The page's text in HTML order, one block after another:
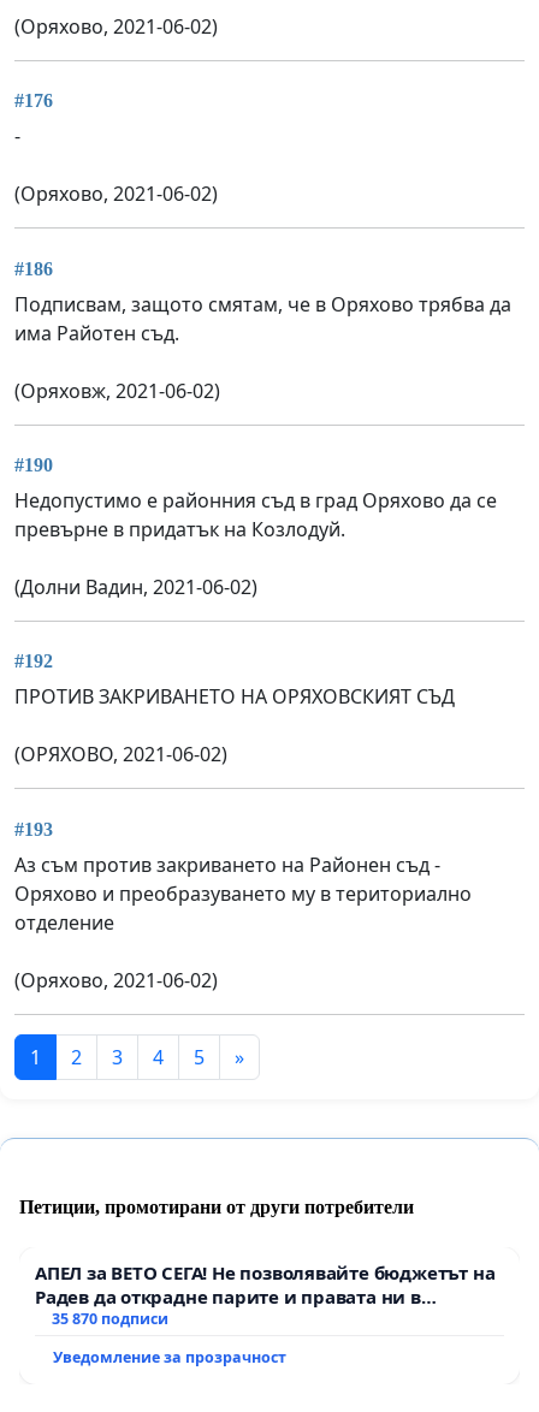
(Оряхово, 2021-06-02)
#176
-
(Оряхово, 2021-06-02)
#186
Подписвам, защото смятам, че в Оряхово трябва да
има Райотен съд.
(Оряховж, 2021-06-02)
#190
Недопустимо е районния съд в град Оряхово да се
превърне в придатък на Козлодуй.
(Долни Вадин, 2021-06-02)
#192
ПРОТИВ ЗАКРИВАНЕТО НА ОРЯХОВСКИЯТ СЪД
(ОРЯХОВО, 2021-06-02)
#193
Аз съм против закриването на Районен съд -
Оряхово и преобразуването му в териториално
отделение
(Оряхово, 2021-06-02)
1 2 3 4 5 »
Петиции, промотирани от други потребители
АПЕЛ за ВЕТО СЕГА! Не позволявайте бюджетът на
Радев да открадне парите и правата ни в
тъмното
35 870 подписи
Уведомление за прозрачност